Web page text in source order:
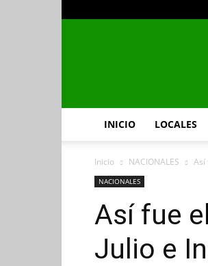
INICIO LOCALES
Inicio NACIONALES Así
NACIONALES
Así fue
Julio e